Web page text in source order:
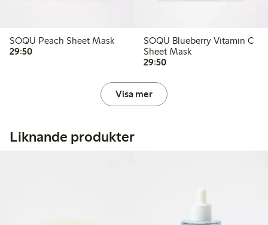
SOQU Peach Sheet Mask
29:5029,50 kr
SOQU Blueberry Vitamin C
Sheet Mask
29:5029,50 kr
Visa mer
Liknande produkter